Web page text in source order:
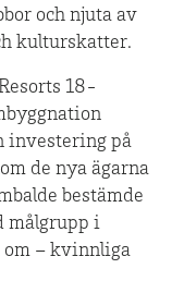
och njuta av
kulturskatter.
18-
investering på
de nya ägarna
bestämde
målgrupp i
om – kvinnliga